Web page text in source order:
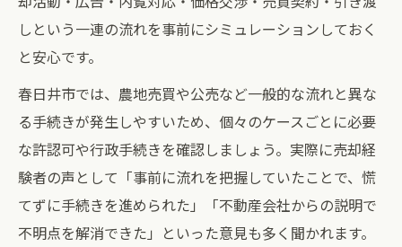
しという一連の流れを事前にシミュレーションしておく
と安心です。
春日井市では、農地売買や公売など一般的な流れと異な
る手続きが発生しやすいため、個々のケースごとに必要
な許認可や行政手続きを確認しましょう。実際に売却経
験者の声として「事前に流れを把握していたことで、慌
てずに手続きを進められた」「不動産会社からの説明で
不明点を解消できた」といった意見も多く聞かれます。